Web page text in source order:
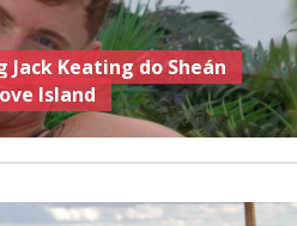
Keating do Sheán
Island